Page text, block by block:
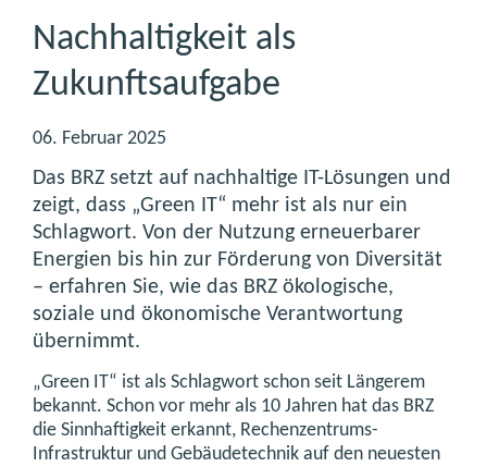
Nachhaltigkeit als
Zukunftsaufgabe
06. Februar 2025
Das BRZ setzt auf nachhaltige IT-Lösungen und
zeigt, dass „Green IT“ mehr ist als nur ein
Schlagwort. Von der Nutzung erneuerbarer
Energien bis hin zur Förderung von Diversität
– erfahren Sie, wie das BRZ ökologische,
soziale und ökonomische Verantwortung
übernimmt.
„Green IT“ ist als Schlagwort schon seit Längerem
bekannt. Schon vor mehr als 10 Jahren hat das BRZ
die Sinnhaftigkeit erkannt, Rechenzentrums-
Infrastruktur und Gebäudetechnik auf den neuesten